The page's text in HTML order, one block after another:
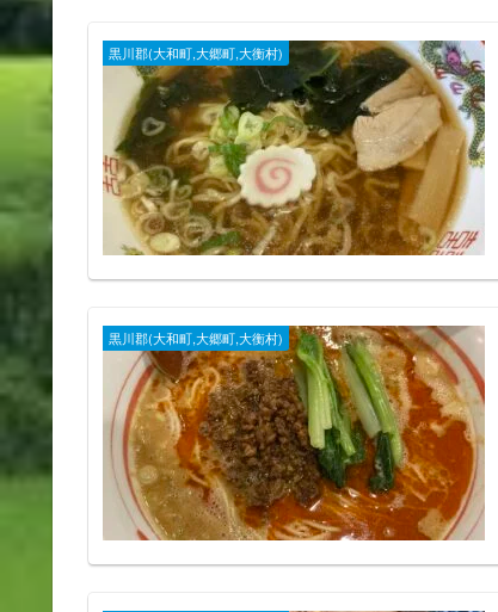
黒川郡(大和町,大郷町,大衡村)
黒川郡(大和町,大郷町,大衡村)